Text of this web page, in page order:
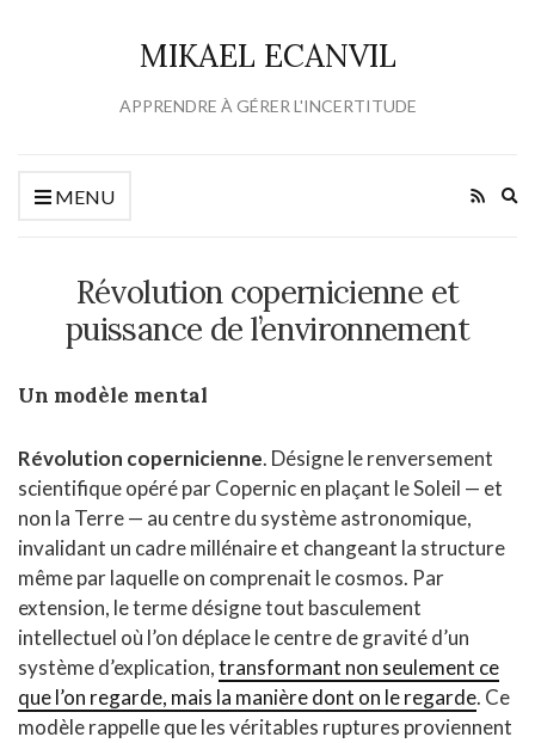
MIKAEL ECANVIL
APPRENDRE À GÉRER L'INCERTITUDE
MENU
Révolution copernicienne et
puissance de l’environnement
Un modèle mental
Révolution copernicienne. Désigne le renversement
scientifique opéré par Copernic en plaçant le Soleil — et
non la Terre — au centre du système astronomique,
invalidant un cadre millénaire et changeant la structure
même par laquelle on comprenait le cosmos. Par
extension, le terme désigne tout basculement
intellectuel où l’on déplace le centre de gravité d’un
système d’explication,transformant non seulement ce
que l’on regarde, mais la manière dont on le regarde. Ce
modèle rappelle que les véritables ruptures proviennent